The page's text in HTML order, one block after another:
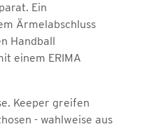
Ein
Ärmelabschluss
Handball
einem ERIMA
Keeper greifen
- wahlweise aus